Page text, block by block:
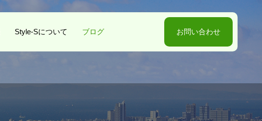
Style-Sについて ブログ お問い合わせ